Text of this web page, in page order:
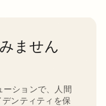
ません
ションで、人間
ンティティを保